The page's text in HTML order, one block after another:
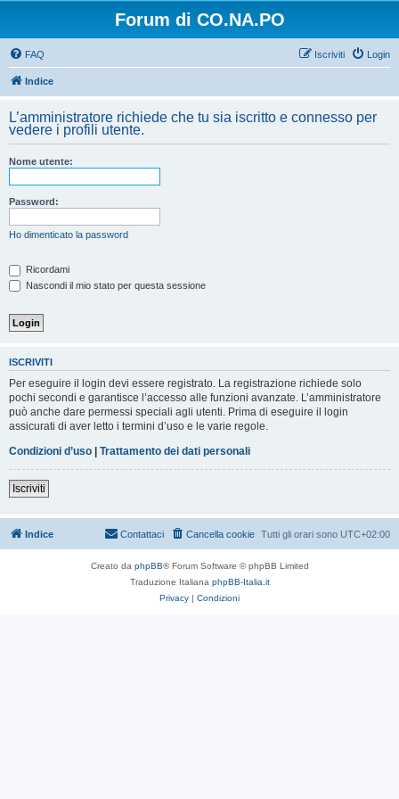
Forum di CO.NA.PO
FAQ Login
Iscriviti
Indice
L’amministratore richiede che tu sia iscritto e connesso per
vedere i profili utente.
Nome utente:
Password:
Ho dimenticato la password
Ricordami
Nascondi il mio stato per questa sessione
ISCRIVITI
Per eseguire il login devi essere registrato. La registrazione richiede solo
pochi secondi e garantisce l’accesso alle funzioni avanzate. L’amministratore
può anche dare permessi speciali agli utenti. Prima di eseguire il login
assicurati di aver letto i termini d’uso e le varie regole.
Condizioni d’uso | Trattamento dei dati personali
Iscriviti
Indice Tutti gli orari sono UTC+02:00
Cancella cookie
Contattaci
Creato da phpBB® Forum Software © phpBB Limited
Traduzione Italiana phpBB-Italia.it
Privacy | Condizioni